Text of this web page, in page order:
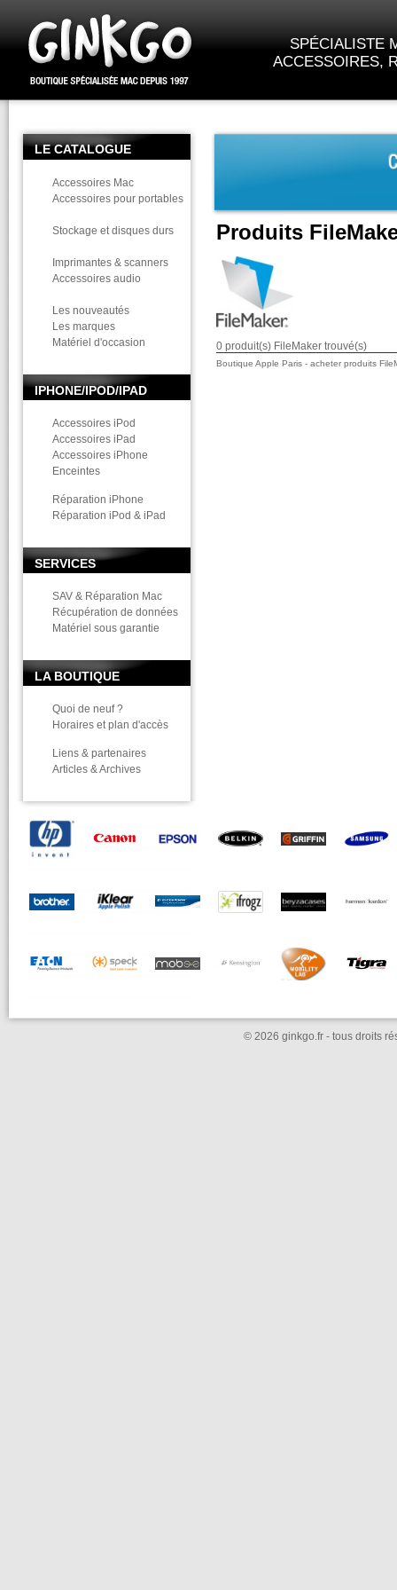
SPÉCIALISTE
ACCESSOIRES,
LE CATALOGUE
Accessoires Mac
Accessoires pour portables
Stockage et disques durs
Imprimantes & scanners
Accessoires audio
Les nouveautés
Les marques
Matériel d'occasion
IPHONE/IPOD/IPAD
Accessoires iPod
Accessoires iPad
Accessoires iPhone
Enceintes
Réparation iPhone
Réparation iPod & iPad
SERVICES
SAV & Réparation Mac
Récupération de données
Matériel sous garantie
LA BOUTIQUE
Quoi de neuf ?
Horaires et plan d'accès
Liens & partenaires
Articles & Archives
Produits
0 produit(s) FileMaker trouvé(s)
Boutique Apple Paris - acheter produits
© 2026 ginkgo.fr - tous droits